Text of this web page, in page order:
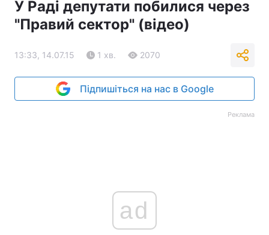
У Раді депутати побилися через
"Правий сектор" (відео)
13:33, 14.07.15 1 хв. 2070
Підпишіться на нас в Google
Реклама
ad